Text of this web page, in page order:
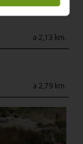
a 2,13 km.
a 2,79 km.